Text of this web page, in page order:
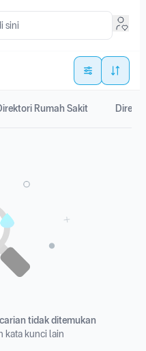
Rumah Sakit
tidak ditemukan
kata kunci lain